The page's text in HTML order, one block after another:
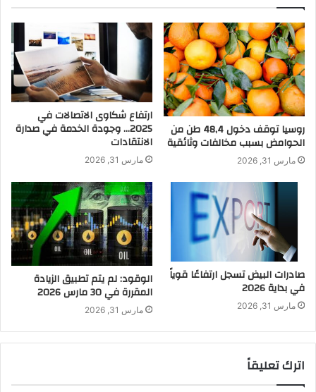
روسيا توقف دخول 48,4 طن من
الحوامض بسبب مخالفات وثائقية
مارس 31, 2026
ارتفاع شكاوى الاتصالات في
2025… وجودة الخدمة في صدارة
الانتقادات
مارس 31, 2026
صادرات البيض تسجل ارتفاعًا قوياً
في بداية 2026
مارس 31, 2026
الوقود: لم يتم تطبيق الزيادة
المقررة في 30 مارس 2026
مارس 31, 2026
اترك تعليقاً